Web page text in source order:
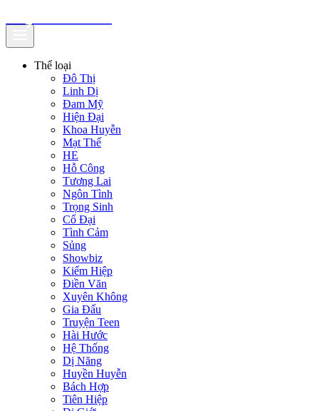
Thể loại
Đô Thị
Linh Dị
Đam Mỹ
Hiện Đại
Khoa Huyễn
Mạt Thế
HE
Hỗ Công
Tương Lai
Ngôn Tình
Trọng Sinh
Cổ Đại
Tình Cảm
Sủng
Showbiz
Kiếm Hiệp
Điền Văn
Xuyên Không
Gia Đấu
Truyện Teen
Hài Hước
Hệ Thống
Dị Năng
Huyền Huyễn
Bách Hợp
Tiên Hiệp